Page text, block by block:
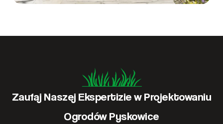
Zaufaj Naszej Ekspertizie w Projektowaniu
Ogrodów Pyskowice